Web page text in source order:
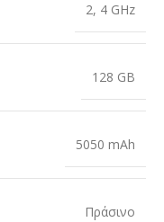
2, 4 GHz
128 GB
5050 mAh
Πράσινο